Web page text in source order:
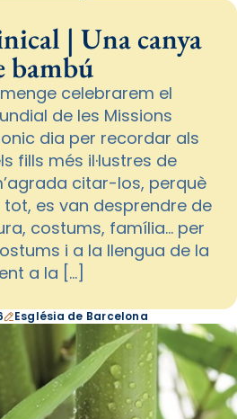
| Una canya
bambú
celebrarem el
de les Missions
dia per recordar als
fills més il·lustres de
citar-los, perquè
es van desprendre de
costums, família… per
i a la llengua de la
a la […]
Església de Barcelona